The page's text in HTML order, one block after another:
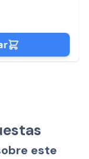
este